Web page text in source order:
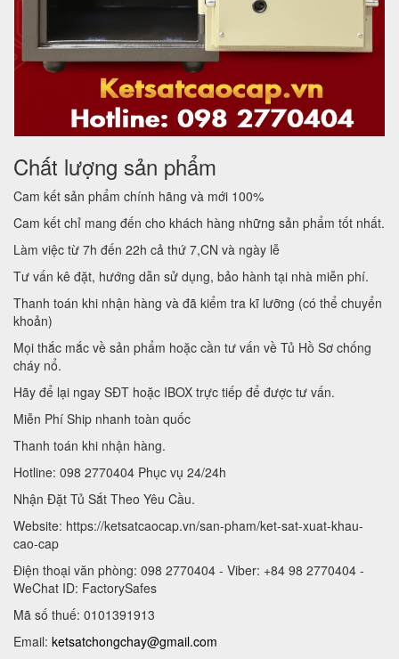
Chất lượng sản phẩm
Cam kết sản phẩm chính hãng và mới 100%
Cam kết chỉ mang đến cho khách hàng những sản phẩm tốt nhất.
Làm việc từ 7h đến 22h cả thứ 7,CN và ngày lễ
Tư vấn kê đặt, hướng dẫn sử dụng, bảo hành tại nhà miễn phí.
Thanh toán khi nhận hàng và đã kiểm tra kĩ lưỡng (có thể chuyển
khoản)
Mọi thắc mắc về sản phẩm hoặc cần tư vấn về Tủ Hồ Sơ chống
cháy nổ.
Hãy để lại ngay SĐT hoặc IBOX trực tiếp để được tư vấn.
Miễn Phí Ship nhanh toàn quốc
Thanh toán khi nhận hàng.
Hotline: 098 2770404 Phục vụ 24/24h
Nhận Đặt Tủ Sắt Theo Yêu Cầu.
Website: https://ketsatcaocap.vn/san-pham/ket-sat-xuat-khau-
cao-cap
Điện thoại văn phòng: 098 2770404 - Viber: +84 98 2770404 -
WeChat ID: FactorySafes
Mã số thuế: 0101391913
Email: ketsatchongchay@gmail.com